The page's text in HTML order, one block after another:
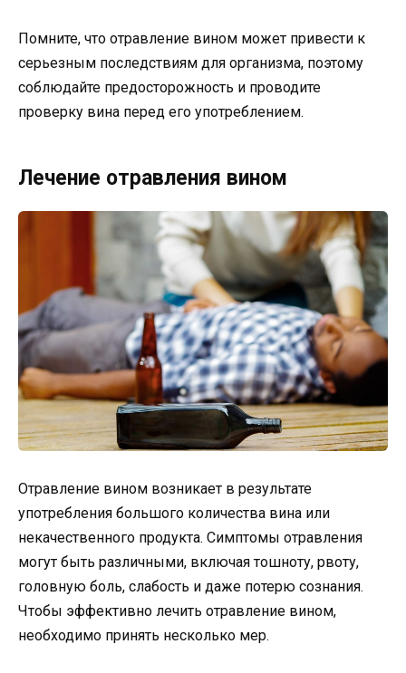
Помните, что отравление вином может привести к
серьезным последствиям для организма, поэтому
соблюдайте предосторожность и проводите
проверку вина перед его употреблением.
Лечение отравления вином
Отравление вином возникает в результате
употребления большого количества вина или
некачественного продукта. Симптомы отравления
могут быть различными, включая тошноту, рвоту,
головную боль, слабость и даже потерю сознания.
Чтобы эффективно лечить отравление вином,
необходимо принять несколько мер.